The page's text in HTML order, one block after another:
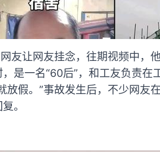
友让网友挂念，往期视频中，
是一名“60后”，和工友负责
放假。”事故发生后，不少网友
。